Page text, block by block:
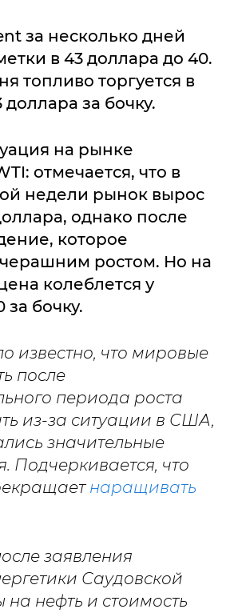
за несколько дней
в 43 доллара до 40.
топливо торгуется в
за бочку.
на рынке
отмечается, что в
недели рынок вырос
однако после
которое
ростом. Но на
колеблется у
за бочку.
известно, что мировые
после
периода роста
из-за ситуации в США,
значительные
Подчеркивается, что
наращивать
заявления
Саудовской
нефть и стоимость